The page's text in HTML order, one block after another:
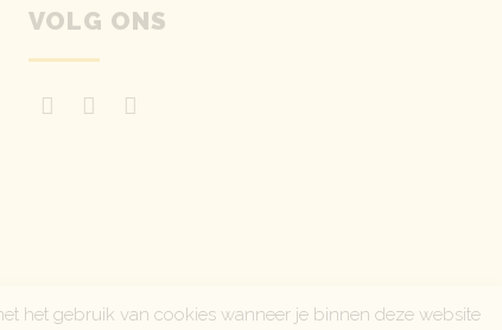
VOLG ONS
het gebruik van cookies wanneer je binnen deze website